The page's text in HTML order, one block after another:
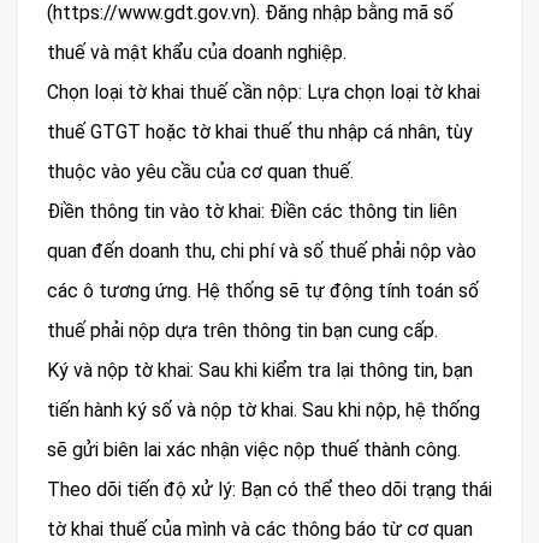
(https://www.gdt.gov.vn). Đăng nhập bằng mã số
thuế và mật khẩu của doanh nghiệp.
Chọn loại tờ khai thuế cần nộp: Lựa chọn loại tờ khai
thuế GTGT hoặc tờ khai thuế thu nhập cá nhân, tùy
thuộc vào yêu cầu của cơ quan thuế.
Điền thông tin vào tờ khai: Điền các thông tin liên
quan đến doanh thu, chi phí và số thuế phải nộp vào
các ô tương ứng. Hệ thống sẽ tự động tính toán số
thuế phải nộp dựa trên thông tin bạn cung cấp.
Ký và nộp tờ khai: Sau khi kiểm tra lại thông tin, bạn
tiến hành ký số và nộp tờ khai. Sau khi nộp, hệ thống
sẽ gửi biên lai xác nhận việc nộp thuế thành công.
Theo dõi tiến độ xử lý: Bạn có thể theo dõi trạng thái
tờ khai thuế của mình và các thông báo từ cơ quan